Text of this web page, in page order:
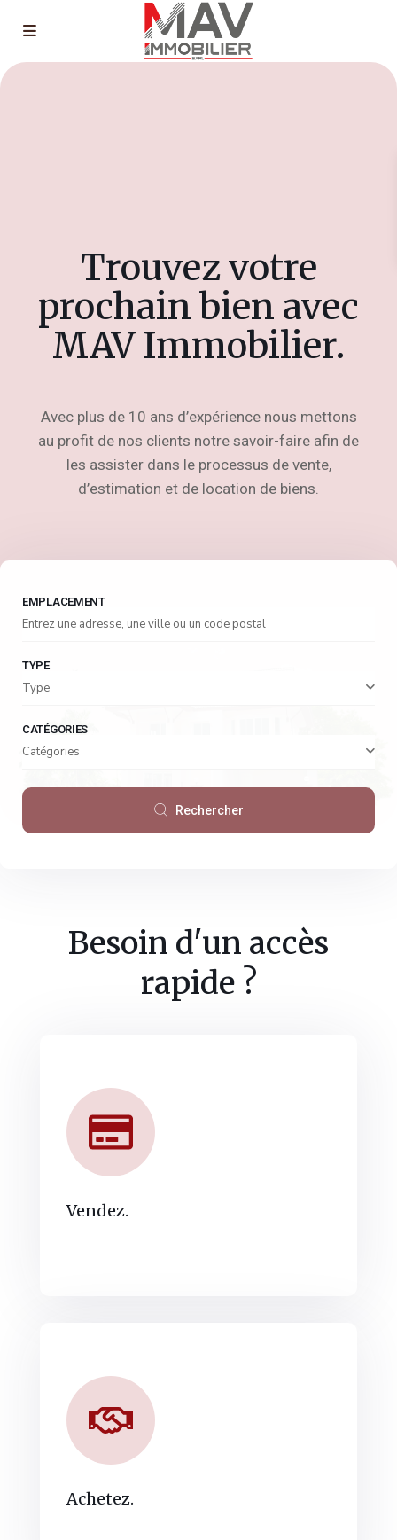
Trouvez votre
prochain bien avec
MAV Immobilier.
Avec plus de 10 ans d’expérience nous mettons
au profit de nos clients notre savoir-faire afin de
les assister dans le processus de vente,
d’estimation et de location de biens.
EMPLACEMENT
TYPE
Type
CATÉGORIES
Catégories
Rechercher
Besoin d'un accès
rapide ?
Vendez.
Achetez.